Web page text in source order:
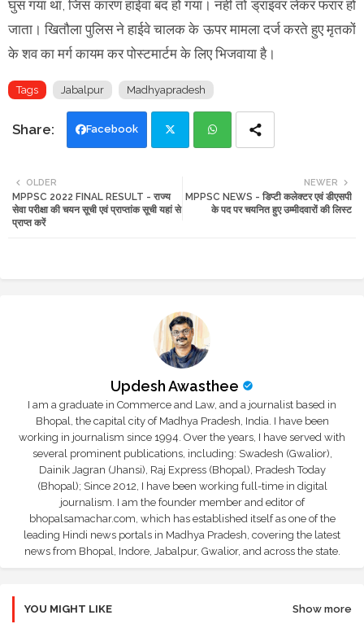
घुस गया था, जिस कारण हाईवा बंद हो गया। नहीं तो ड्राइवर लेकर फरार हो
जाता। खितौला पुलिस ने हाईवे चालक के ऊपर मामला दर्ज करते हुए मृतकों
के शव का मर्ग कायम कर पोस्टमार्टम के लिए भिजवाया है।
Tags Jabalpur Madhyapradesh
Facebook
tte ats
NEWER
MPPSC NEWS - डिप्टी कलेक्टर एवं डीएसपी
के पद पर चयनित हुए उम्मीदवारों की लिस्ट
OLDER
MPPSC 2022 FINAL RESULT - राज्य
सेवा परीक्षा की चयन सूची एवं प्राप्तांक सूची यहां से
प्राप्त करें
Updesh Awasthee
I am a graduate in Commerce and Law, and a journalist based in
Bhopal, the capital city of Madhya Pradesh, India. I have been
working in journalism since 1994. Over the years, I have served with
several prominent publications, including: Swadesh (Gwalior),
Dainik Jagran (Jhansi), Raj Express (Bhopal), Pradesh Today
(Bhopal); Since 2012, I have been working full-time in digital
journalism. I am the founder member and editor of
bhopalsamachar.com, which has established itself as one of the
leading Hindi news portals in Madhya Pradesh, covering the latest
news from Bhopal, Indore, Jabalpur, Gwalior, and across the state.
YOU MIGHT LIKE Show more